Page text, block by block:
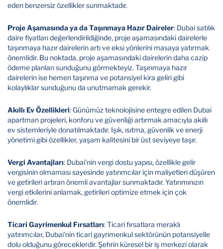
eden benzersiz özellikler sunmaktadır.
Proje Aşamasında ya da Taşınmaya Hazır Daireler: Dubai satılık
daire fiyatları değerlendirildiğinde, proje aşamasındaki dairelerle
taşınmaya hazır dairelerin artı ve eksi yönlerini masaya yatırmak
önemlidir. Bu noktada, proje aşamasındaki dairelerin daha cazip
ödeme planları sunduğunu görmekteyiz. Taşınmaya hazır
dairelerin ise hemen taşınma ve potansiyel kira geliri gibi
kolaylıklar sunduğunu da unutmamak gerekir.
Akıllı Ev Özellikleri: Günümüz teknolojisine entegre edilen Dubai
apartman projeleri, konforu ve güvenliği artırmak amacıyla akıllı
ev sistemleriyle donatılmaktadır. Işık, ısıtma, güvenlik ve enerji
yönetimi gibi özellikler, yaşam kalitesini bir üst seviyeye taşır.
Vergi Avantajları: Dubai'nin vergi dostu yapısı, özellikle gelir
vergisinin olmaması sayesinde yatırımcılar için maliyetleri düşüren
ve getirileri artıran önemli avantajlar sunmaktadır. Yatırımınızın
vergi etkilerini anlamak, getirileri optimize etmek için çok
önemlidir.
Ticari Gayrimenkul Fırsatları: Ticari fırsatlara meraklı
yatırımcılar, Dubai'nin ticari gayrimenkul sektörünün potansiyelle
dolu olduğunu göreceklerdir. Şehrin küresel bir iş merkezi olarak